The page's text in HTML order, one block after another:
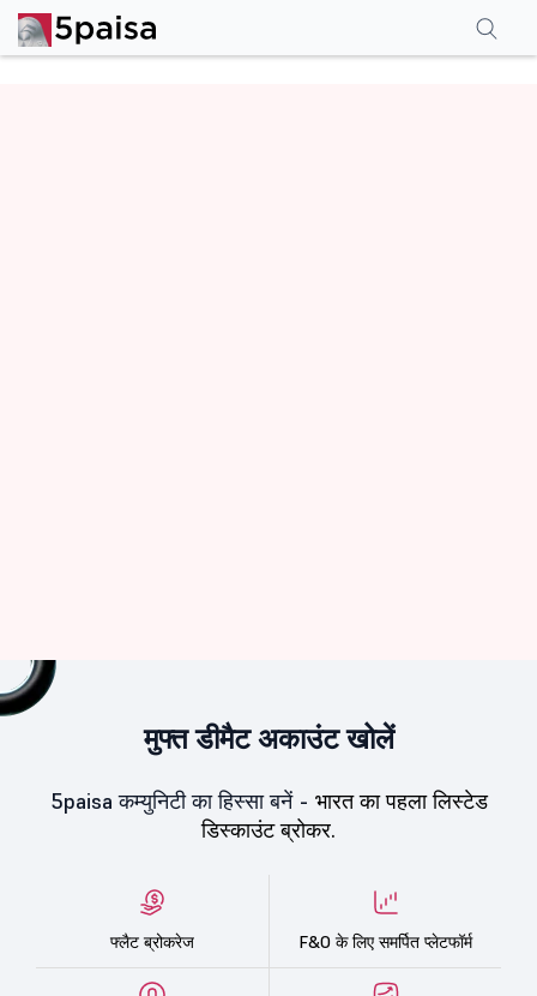
मुफ्त डीमैट अकाउंट खोलें
5paisa कम्युनिटी का हिस्सा बनें - भारत का पहला लिस्टेड
डिस्काउंट ब्रोकर.
फ्लैट ब्रोकरेज F&O के लिए समर्पित प्लेटफॉर्म